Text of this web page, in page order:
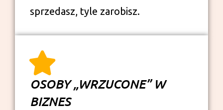
sprzedasz, tyle zarobisz.
OSOBY „WRZUCONE” W
BIZNES